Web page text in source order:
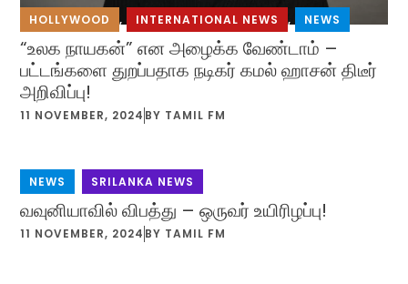
HOLLYWOOD , INTERNATIONAL NEWS , NEWS
“உலக நாயகன்” என அழைக்க வேண்டாம் –
பட்டங்களை துறப்பதாக நடிகர் கமல் ஹாசன் திடீர்
அறிவிப்பு!
11 NOVEMBER, 2024 BY TAMIL FM
NEWS SRILANKA NEWS
வவுனியாவில் விபத்து – ஒருவர் உயிரிழப்பு!
11 NOVEMBER, 2024 BY TAMIL FM